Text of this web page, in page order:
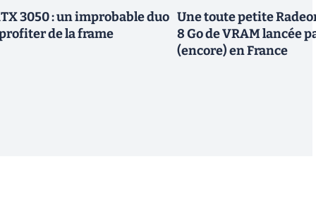
3050 : un improbable duo
de la frame
Une toute petite
8 Go de VRAM lancée
(encore) en France